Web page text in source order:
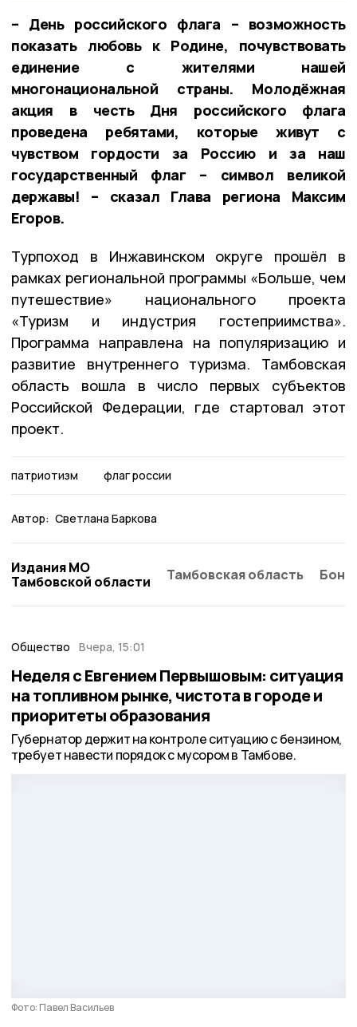
– День российского флага – возможность
показать любовь к Родине, почувствовать
единение с жителями нашей
многонациональной страны. Молодёжная
акция в честь Дня российского флага
проведена ребятами, которые живут с
чувством гордости за Россию и за наш
государственный флаг – символ великой
державы! – сказал Глава региона Максим
Егоров.
Турпоход в Инжавинском округе прошёл в
рамках региональной программы «Больше, чем
путешествие» национального проекта
«Туризм и индустрия гостеприимства».
Программа направлена на популяризацию и
развитие внутреннего туризма. Тамбовская
область вошла в число первых субъектов
Российской Федерации, где стартовал этот
проект.
патриотизм флаг россии
Автор: Светлана Баркова
Издания МО
Тамбовской области
Тамбовская область
Общество Вчера, 15:01
Неделя с Евгением Первышовым: ситуация
на топливном рынке, чистота в городе и
приоритеты образования
Губернатор держит на контроле ситуацию с бензином,
требует навести порядок с мусором в Тамбове.
Фото: Павел Васильев